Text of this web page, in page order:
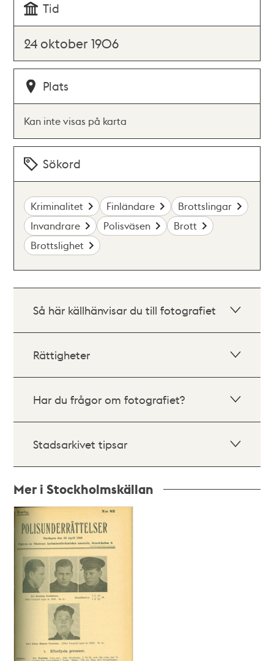
Tid
24 oktober 1906
Plats
Kan inte visas på karta
Sökord
Kriminalitet Finländare
Brottslingar
Invandrare
Polisväsen
Brott
Brottslighet
Så här källhänvisar du till fotografiet
Rättigheter
Har du frågor om fotografiet?
Stadsarkivet tipsar
Mer i Stockholmskällan
Relaterade
poster
och
teman